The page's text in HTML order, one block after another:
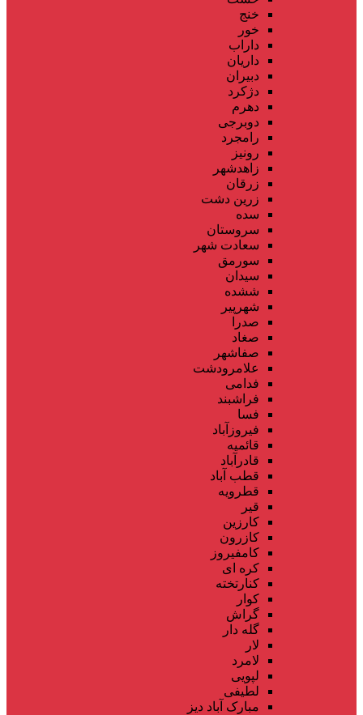
خنج
خور
داراب
داریان
دبیران
دژکرد
دهرم
دوبرجی
رامجرد
رونیز
زاهدشهر
زرقان
زرین دشت
سده
سروستان
سعادت شهر
سورمق
سیدان
ششده
شهرپیر
صدرا
صغاد
صفاشهر
علامرودشت
فدامی
فراشبند
فسا
فیروزآباد
قائمیه
قادرآباد
قطب آباد
قطرویه
قیر
کارزین
کازرون
کامفیروز
کره ای
کنارتخته
کوار
گراش
گله دار
لار
لامرد
لپویی
لطیفی
مبارک آباد دیز